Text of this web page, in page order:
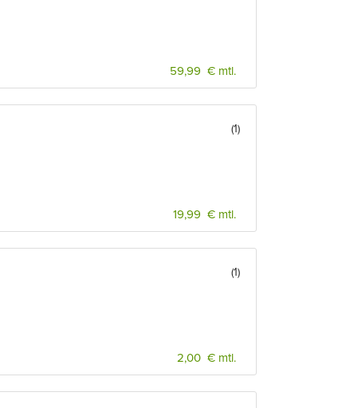
59,99 € mtl.
(1)
19,99 € mtl.
(1)
2,00 € mtl.